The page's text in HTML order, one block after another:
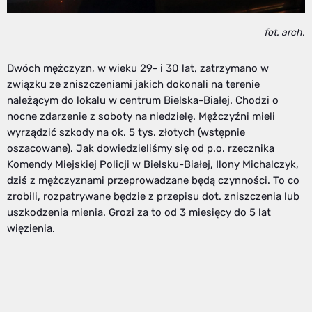
fot. arch.
Dwóch mężczyzn, w wieku 29- i 30 lat, zatrzymano w
związku ze zniszczeniami jakich dokonali na terenie
należącym do lokalu w centrum Bielska-Białej. Chodzi o
nocne zdarzenie z soboty na niedzielę. Mężczyźni mieli
wyrządzić szkody na ok. 5 tys. złotych (wstępnie
oszacowane). Jak dowiedzieliśmy się od p.o. rzecznika
Komendy Miejskiej Policji w Bielsku-Białej, Ilony Michalczyk,
dziś z mężczyznami przeprowadzane będą czynności. To co
zrobili, rozpatrywane będzie z przepisu dot. zniszczenia lub
uszkodzenia mienia. Grozi za to od 3 miesięcy do 5 lat
więzienia.